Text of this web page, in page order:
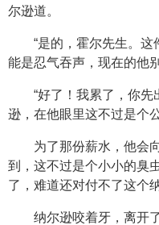
尔逊道。
“是的，霍尔先生。
能是忍气吞声，现在的他
“好了！我累了，你先
逊，在他眼里这不过是个
为了那份薪水，他会
到，这不过是个小小的臭
了，难道还对付不了这个
纳尔逊咬着牙，离开